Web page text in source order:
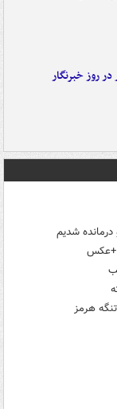
روز خبرنگار
هرمز